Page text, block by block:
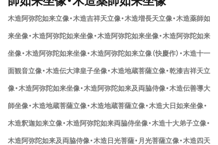
木造阿弥陀如来立像・木造吉祥天立像・木造増長天立像・木造薬師如
来坐像・木造阿弥陀如来坐像・木造阿弥陀如来坐像・木造阿弥陀如来
坐像・木造阿弥陀如来坐像・木造阿弥陀如来立像（快慶作）・木造十一
面観音立像・木造伝大津皇子坐像・木造地蔵菩薩立像・乾漆吉祥天立
像・木造阿弥陀如来坐像・木造阿弥陀如来及両脇侍像・木造伝善導大
師坐像・木造地蔵菩薩立像・木造地蔵菩薩立像・木造大日如来坐像・
木造釈迦如来立像・木造阿弥陀如来両脇侍坐像・木造十大弟子立像・
木造阿弥陀如来及両脇侍像・木造日光菩薩・月光菩薩立像・木造四天